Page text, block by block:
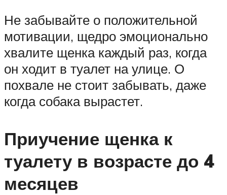
Не забывайте о положительной
мотивации, щедро эмоционально
хвалите щенка каждый раз, когда
он ходит в туалет на улице. О
похвале не стоит забывать, даже
когда собака вырастет.
Приучение щенка к
туалету в возрасте до 4
месяцев